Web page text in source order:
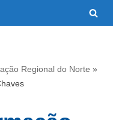
Regional do Norte »